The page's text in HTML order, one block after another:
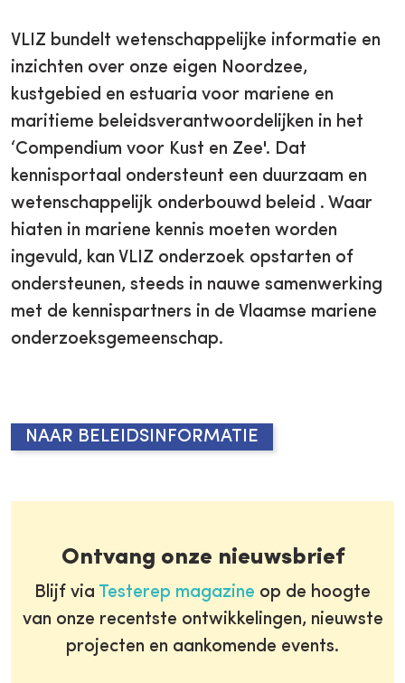
VLIZ bundelt wetenschappelijke informatie en
inzichten over onze eigen Noordzee,
kustgebied en estuaria voor mariene en
maritieme beleidsverantwoordelijken in het
‘Compendium voor Kust en Zee'. Dat
kennisportaal ondersteunt een duurzaam en
wetenschappelijk onderbouwd beleid . Waar
hiaten in mariene kennis moeten worden
ingevuld, kan VLIZ onderzoek opstarten of
ondersteunen, steeds in nauwe samenwerking
met de kennispartners in de Vlaamse mariene
onderzoeksgemeenschap.
NAAR BELEIDSINFORMATIE
Ontvang onze nieuwsbrief
Blijf via Testerep magazine op de hoogte
van onze recentste ontwikkelingen, nieuwste
projecten en aankomende events.